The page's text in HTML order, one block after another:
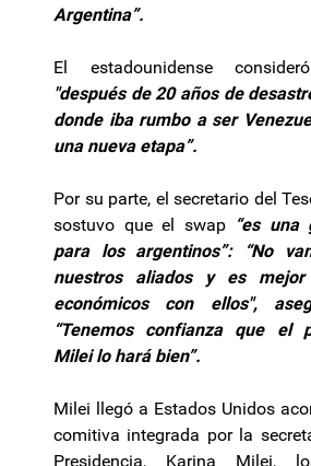
Argentina”.
El estadounidense
"después de 20 años de
donde iba rumbo a ser
una nueva etapa”.
Por su parte, el secretario del
sostuvo que el swap “es una
para los argentinos”:
“No
nuestros aliados y es
económicos con ellos",
“Tenemos confianza que el
Milei lo hará bien”.
Milei llegó a Estados Unidos
comitiva integrada por la
Presidencia, Karina Milei,